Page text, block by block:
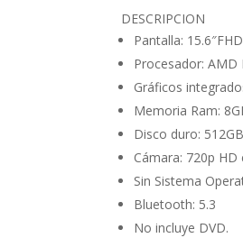
DESCRIPCION
Pantalla:
Procesador: AMD
Gráficos
Memoria Ram:
Disco duro:
Cámara: 720p
Sin Sistema
Bluetooth: 5.3
No incluye DVD.